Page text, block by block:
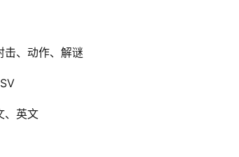
击、动作、解谜
、英文